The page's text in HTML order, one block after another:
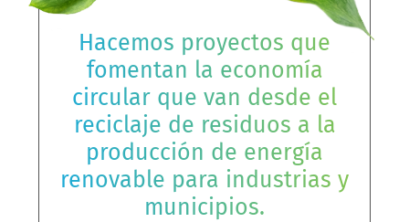
Hacemos proyectos que
fomentan la economía
circular que van desde el
reciclaje de residuos a la
producción de energía
renovable para industrias y
municipios.